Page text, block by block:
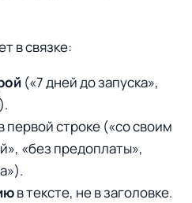
в связке:
(«7 дней до запуска»,
первой строке («со своим
«без предоплаты»,
в тексте, не в заголовке.